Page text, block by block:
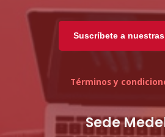
Suscríbete a
Términos y
Sede